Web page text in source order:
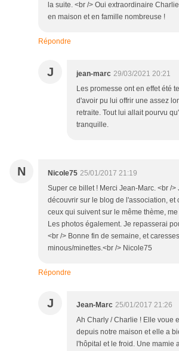
la suite. <br /> Oui extraordinaire
en maison et en famille nombreuse !
Répondre
J jean-marc 29/03/2021 20:21
Les promesse ont en effet été
d'avoir pu lui offrir une assez
retraite. Tout lui allait pourvu
tranquille.
N Nicole75 25/01/2017 21:19
Super ce billet ! Merci Jean-Marc. <br />
découvrir sur le blog de l'association, et
ceux qui suivent sur le même thème,
Les photos également. Je repasserai
<br /> Bonne fin de semaine, et
minous/minettes.<br /> Nicole75
Répondre
J Jean-Marc 25/01/2017 21:26
Ah Charly / Charlie ! Elle voue
depuis notre maison et elle a
l'hôpital et le froid. Une mamie